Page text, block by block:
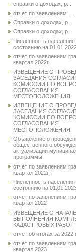
справки о доходах, р...
отчет по заявлениям ...
Справки о доходах, р...
Справки о доходах, р...
Численность населения
состоянию на
отчет по заявлениям
квартал 2022г.
ИЗВЕЩЕНИЕ О
ЗАСЕДАНИЯ
КОМИССИИ ПО
СОГЛАСОВАНИЯ
МЕСТОПОЛОЖЕНИЯ
ИЗВЕЩЕНИЕ О
ЗАСЕДАНИЯ
КОМИССИИ ПО
СОГЛАСОВАНИЯ
МЕСТОПОЛОЖЕНИЯ
Объявление о
общественного
актуализации
программы
отчет по заявлениям
квартал 2022г.
Численность населения
состоянию на
отчет по заявлениям
квартал 2022
ИЗВЕЩЕНИЕ О НАЧАЛЕ
ВЫПОЛНЕНИЯ
КАДАСТРОВЫХ РАБОТ
отчет об итогах за 2022
отчет по заявлениям
квартал 2023